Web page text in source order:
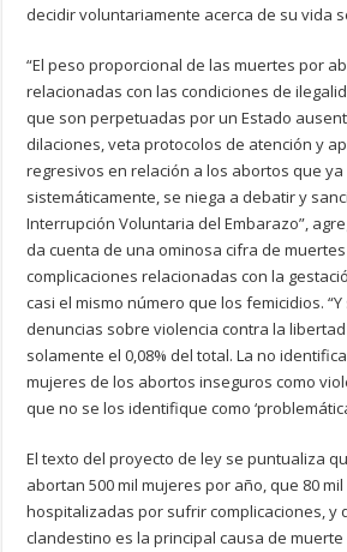
decidir voluntariamente acerca de su vida
“El peso proporcional de las muertes por
relacionadas con las condiciones de
que son perpetuadas por un Estado
dilaciones, veta protocolos de atención y
regresivos en relación a los abortos que
sistemáticamente, se niega a debatir y
Interrupción Voluntaria del Embarazo”,
da cuenta de una ominosa cifra de
complicaciones relacionadas con la
casi el mismo número que los femicidios.
denuncias sobre violencia contra la
solamente el 0,08% del total. La no
mujeres de los abortos inseguros como
que no se los identifique como
El texto del proyecto de ley se puntualiza
abortan 500 mil mujeres por año, que 80
hospitalizadas por sufrir complicaciones, y
clandestino es la principal causa de